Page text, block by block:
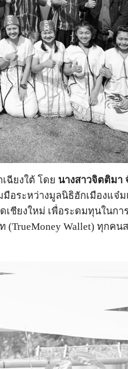
ฉียงใต้ โดย นางสาวจิตติมา
อระหว่างมูลนิธิฮักเมืองแ
เชียงใหม่ เพื่อระดมทุนใน
Wallet) ทุกคน